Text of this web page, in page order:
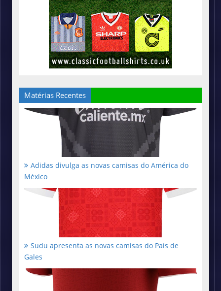
Matérias Recentes
Adidas divulga as novas camisas do América do
México
Sudu apresenta as novas camisas do País de
Gales